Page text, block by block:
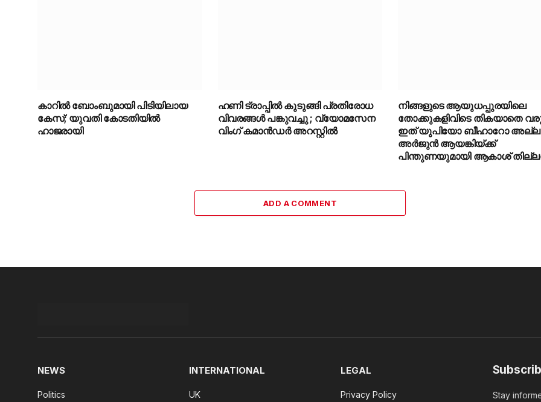
കാറിൽ ബോംബുമായി പിടിയിലായ
കേസ്; യുവതി കോടതിയിൽ
ഹാജരായി
ഹണി ട്രാപ്പിൽ കുടുങ്ങി പ്രതിരോധ
വിവരങ്ങൾ പങ്കുവച്ചു ; വ്യോമസേന
വിംഗ് കമാൻഡർ അറസ്റ്റിൽ
നിങ്ങളുടെ ആയുധപ്പുരയിലെ
തോക്കുകളിവിടെ തികയാതെ
ഇത് യുപിയോ ബീഹാറോ അല്ല
അർജുൻ ആയങ്കിയ്ക്ക്
പിന്തുണയുമായി ആകാശ്
ADD A COMMENT
NEWS
Politics
INTERNATIONAL
UK
LEGAL
Privacy Policy Stay